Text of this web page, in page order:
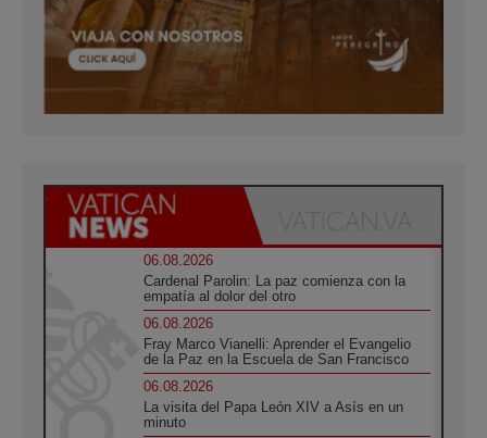
06.08.2026
Cardenal Parolin: La paz comienza con la
empatía al dolor del otro
06.08.2026
Fray Marco Vianelli: Aprender el Evangelio
de la Paz en la Escuela de San Francisco
06.08.2026
La visita del Papa León XIV a Asís en un
minuto